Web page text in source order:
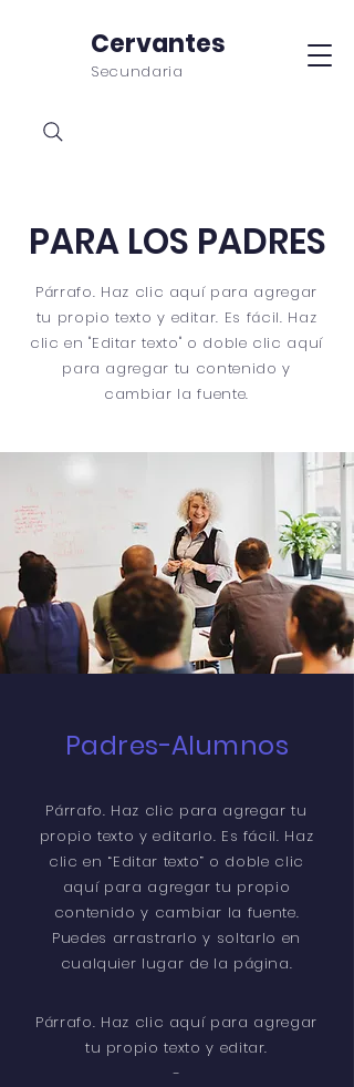
Cervantes
Secundaria
PARA LOS PADRES
Párrafo. Haz clic aquí para agregar
tu propio texto y editar. Es fácil. Haz
clic en "Editar texto" o doble clic aquí
para agregar tu contenido y
cambiar la fuente.
Padres-Alumnos
Párrafo. Haz clic para agregar tu
propio texto y editarlo. Es fácil. Haz
clic en “Editar texto” o doble clic
aquí para agregar tu propio
contenido y cambiar la fuente.
Puedes arrastrarlo y soltarlo en
cualquier lugar de la página.
Párrafo. Haz clic aquí para agregar
tu propio texto y editar.
-